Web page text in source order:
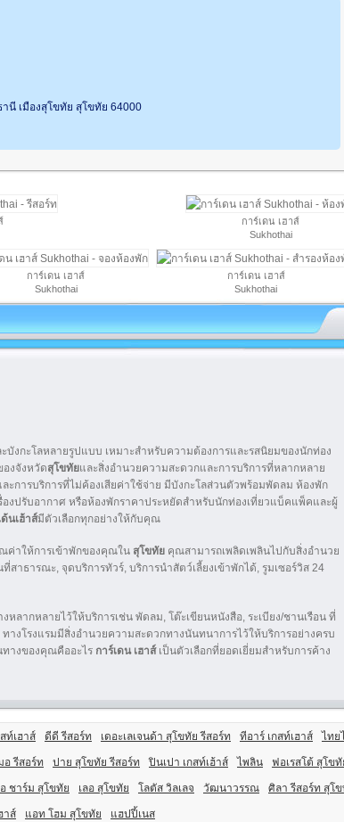
นี เมืองสุโขทัย สุโขทัย 64000
การ์เดน เฮาส์
Sukhothai
การ์เดน เฮาส์
Sukhothai
การ์เดน เฮาส์
Sukhothai
บังกะโลหลายรูปแบบ เหมาะสำหรับความต้องการและรสนิยมของนักท่อง
องจังหวัดสุโขทัยและสิ่งอำนวยความสะดวกและการบริการที่หลากหลาย
ะการบริการที่ไม่ค้องเสียค่าใช้จ่าย มีบังกะโลส่วนตัวพร้อมพัดลม ห้องพัก
งปรับอากาศ หรือห้องพักราคาประหยัดสำหรับนักท่องเที่ยวแบ็คแพ็คและผู้
ด้นเฮ้าส์มีตัวเลือกทุกอย่างให้กับคุณ
ค่าให้การเข้าพักของคุณใน สุโขทัย คุณสามารถเพลิดเพลินไปกับสิ่งอำนวย
าธารณะ, จุดบริการทัวร์, บริการนำสัตว์เลี้ยงเข้าพักได้, รูมเซอร์วิส 24
ลากหลายไว้ให้บริการเช่น พัดลม, โต๊ะเขียนหนังสือ, ระเบียง/ชานเรือน ที่
งโรงแรมมีสิ่งอำนวยความสะดวกทางนันทนาการไว้ให้บริการอย่างครบ
ทางของคุณคืออะไร การ์เดน เฮาส์ เป็นตัวเลือกที่ยอดเยี่ยมสำหรับการค้าง
ท์เฮาส์ ดีดี รีสอร์ท เดอะเลเจนด้า สุโขทัย รีสอร์ท ทีอาร์ เกสท์เฮาส์ ไทย
รีสอร์ท ปาย สุโขทัย รีสอร์ท ปินเปา เกสท์เฮ้าส์ ไพลิน ฟอเรสโต้ สุโขทั
อ ชาร์ม สุโขทัย เลอ สุโขทัย โลตัส วิลเลจ วัฒนาวรรณ ศิลา รีสอร์ท สุโ
าส์ แอท โฮม สุโขทัย แฮปปี้เนส